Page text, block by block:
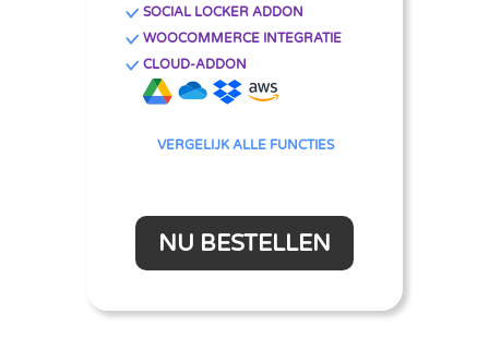
SOCIAL LOCKER ADDON
WOOCOMMERCE INTEGRATIE
CLOUD-ADDON
VERGELIJK ALLE FUNCTIES
NU BESTELLEN